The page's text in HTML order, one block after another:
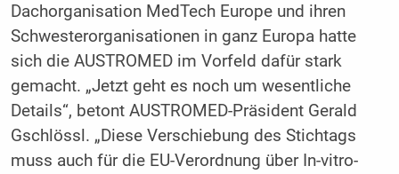
Dachorganisation MedTech Europe und ihren
Schwesterorganisationen in ganz Europa hatte
sich die AUSTROMED im Vorfeld dafür stark
gemacht. „Jetzt geht es noch um wesentliche
Details“, betont AUSTROMED-Präsident Gerald
Gschlössl. „Diese Verschiebung des Stichtags
muss auch für die EU-Verordnung über In-vitro-